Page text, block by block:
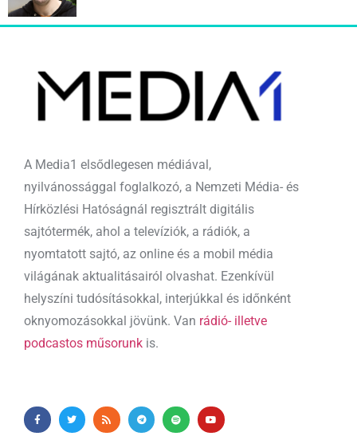
A Media1 elsődlegesen médiával,
nyilvánossággal foglalkozó, a Nemzeti Média- és
Hírközlési Hatóságnál regisztrált digitális
sajtótermék, ahol a televíziók, a rádiók, a
nyomtatott sajtó, az online és a mobil média
világának aktualitásairól olvashat. Ezenkívül
helyszíni tudósításokkal, interjúkkal és időnként
oknyomozásokkal jövünk. Van rádió- illetve
podcastos műsorunk is.